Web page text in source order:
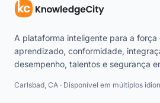
A plataforma inteligente para a
aprendizado, conformidade,
desempenho, talentos e segurança
Carlsbad, CA · Disponível em múltiplos